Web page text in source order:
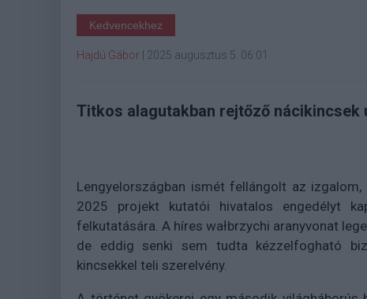
Kedvencekhez
Hajdú Gábor 2025 augusztus 5. 06:01
Titkos alagutakban rejtőző nácikincsek
Lengyelországban ismét fellángolt az
2025 projekt kutatói hivatalos engedélyt
felkutatására. A híres wałbrzychi aranyvonat
de eddig senki sem tudta kézzelfogható
kincsekkel teli szerelvény.